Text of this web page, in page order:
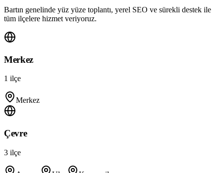
Bartın genelinde yüz yüze toplantı, yerel SEO ve sürekli destek ile
tüm ilçelere hizmet veriyoruz.
Merkez
1 ilçe
Merkez
Çevre
3 ilçe